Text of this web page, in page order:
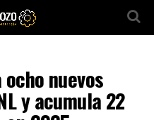
nuevos
y acumula 22